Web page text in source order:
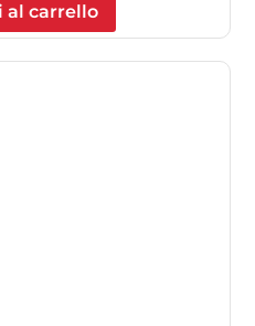
al carrello